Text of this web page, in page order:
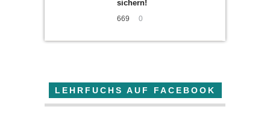
sichern!
669 0
LEHRFUCHS AUF FACEBOOK